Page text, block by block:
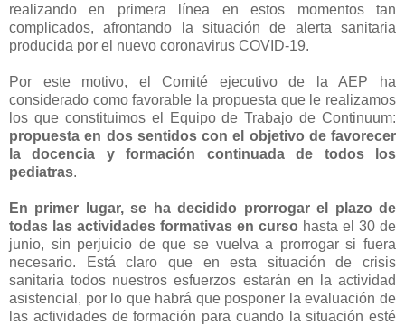
realizando en primera línea en estos momentos tan
complicados, afrontando la situación de alerta sanitaria
producida por el nuevo coronavirus COVID-19.
Por este motivo, el Comité ejecutivo de la AEP ha
considerado como favorable la propuesta que le realizamos
los que constituimos el Equipo de Trabajo de Continuum:
propuesta en dos sentidos con el objetivo de favorecer
la docencia y formación continuada de todos los
pediatras.
En primer lugar, se ha decidido prorrogar el plazo de
todas las actividades formativas en curso hasta el 30 de
junio, sin perjuicio de que se vuelva a prorrogar si fuera
necesario. Está claro que en esta situación de crisis
sanitaria todos nuestros esfuerzos estarán en la actividad
asistencial, por lo que habrá que posponer la evaluación de
las actividades de formación para cuando la situación esté